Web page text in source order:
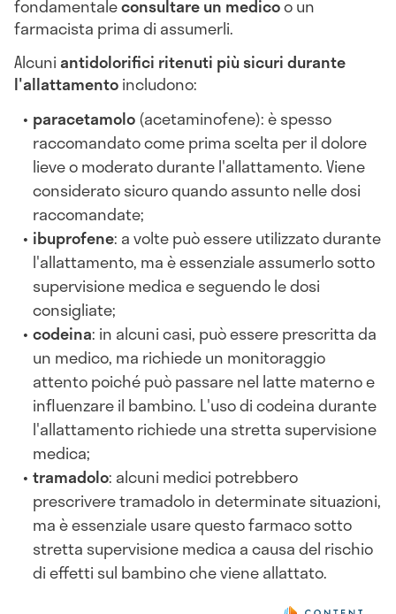
fondamentaleconsultare un medicoo un
farmacista prima di assumerli.
Alcuniantidolorifici ritenuti più sicuri durante
l'allattamentoincludono:
paracetamolo(acetaminofene): è spesso
raccomandato come prima scelta per il dolore
lieve o moderato durante l'allattamento. Viene
considerato sicuro quando assunto nelle dosi
raccomandate;
ibuprofene: a volte può essere utilizzato durante
l'allattamento, ma è essenziale assumerlo sotto
supervisione medica e seguendo le dosi
consigliate;
codeina: in alcuni casi, può essere prescritta da
un medico, ma richiede un monitoraggio
attento poiché può passare nel latte materno e
influenzare il bambino. L'uso di codeina durante
l'allattamento richiede una stretta supervisione
medica;
tramadolo: alcuni medici potrebbero
prescrivere tramadolo in determinate situazioni,
ma è essenziale usare questo farmaco sotto
stretta supervisione medica a causa del rischio
di effetti sul bambino che viene allattato.